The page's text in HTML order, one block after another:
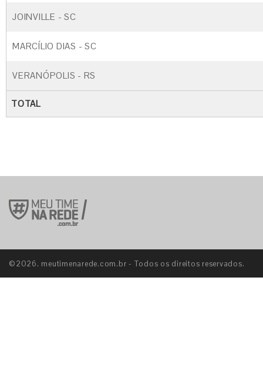
JOINVILLE - SC
MARCÍLIO DIAS - SC
VERANÓPOLIS - RS
TOTAL
©2026. meutimenarede.com.br - Todos os direitos reservados.